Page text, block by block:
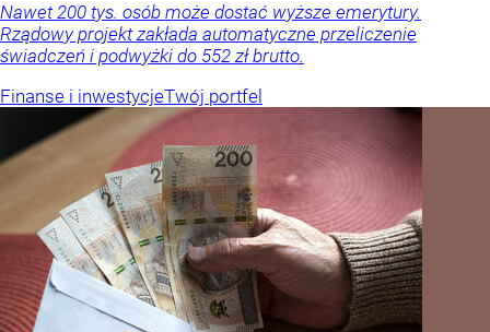
Nawet 200 tys. osób może dostać wyższe emerytury.
Rządowy projekt zakłada automatyczne przeliczenie
świadczeń i podwyżki do 552 zł brutto.
Finanse i inwestycjeTwój portfel